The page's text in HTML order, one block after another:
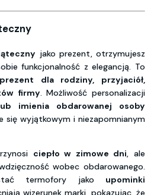
jako prezent, otrzymujesz
funkcjonalność z elegancją. To
prezent dla rodziny, przyjaciół,
firmy . Możliwość personalizacji
imienia obdarowanej osoby
się wyjątkowym i niezapomnianym
ciepło w zimowe dni, ale
wobec obdarowanego.
termofory jako upominki
wizerunek marki, pokazując, że